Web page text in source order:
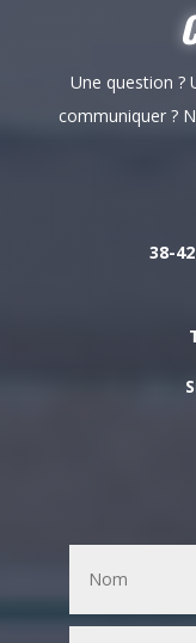
Une question ?
communiquer ?
38-